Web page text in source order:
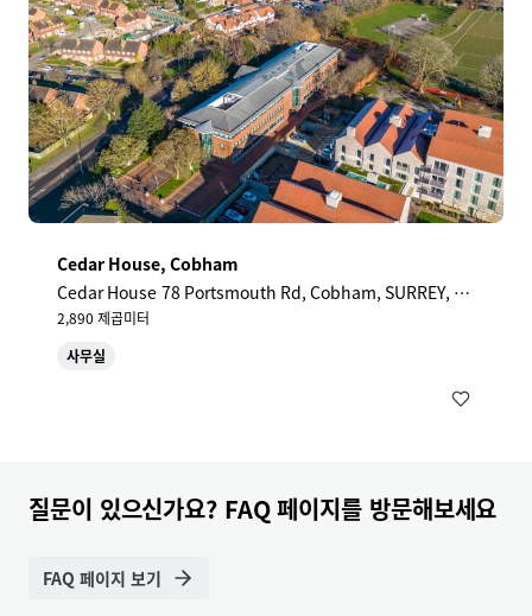
Cedar House, Cobham
Cedar House 78 Portsmouth Rd, Cobham, SURREY, KT
11 1HY, UK
2,890 제곱미터
사무실
질문이 있으신가요? FAQ 페이지를 방문해보세요
FAQ 페이지 보기